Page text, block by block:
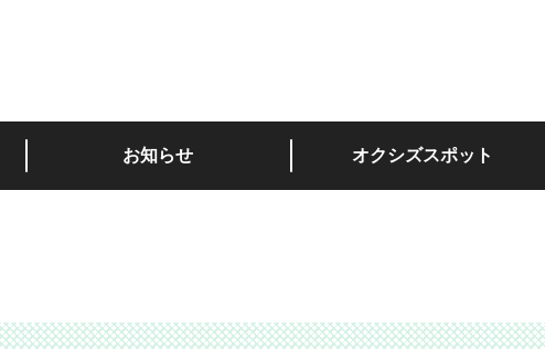
お知らせ オクシズスポット